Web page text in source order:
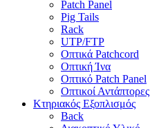
Patch Panel
Pig Tails
Rack
UTP/FTP
Οπτικά Patchcord
Οπτική Ίνα
Οπτικό Patch Panel
Οπτικοί Αντάπτορες
Κτηριακός Εξοπλισμός
Back